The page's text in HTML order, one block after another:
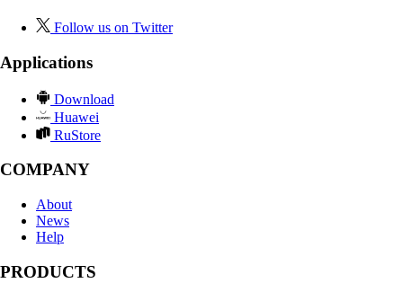
Follow us on Twitter
Applications
Download
Huawei
RuStore
COMPANY
About
News
Help
PRODUCTS